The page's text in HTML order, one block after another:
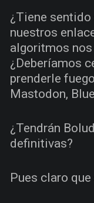
¿Tiene
nuestros
algoritmos
¿Deberíamos
prenderle
Mastodon,
¿Tendrán
definitivas?
Pues claro que